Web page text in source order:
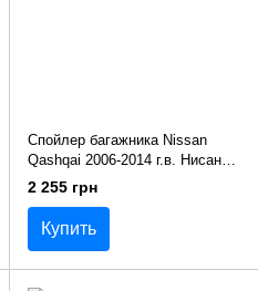
Спойлер багажника Nissan
Qashqai 2006-2014 г.в. Нисан
Кашкай
2 255 грн
Купить